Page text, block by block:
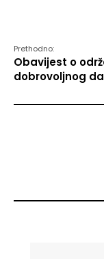
Prethodno:
Obavijest o
dobrovoljnog